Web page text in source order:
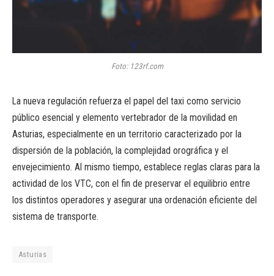
Foto: 123rf.com
La nueva regulación refuerza el papel del taxi como servicio
público esencial y elemento vertebrador de la movilidad en
Asturias, especialmente en un territorio caracterizado por la
dispersión de la población, la complejidad orográfica y el
envejecimiento. Al mismo tiempo, establece reglas claras para la
actividad de los VTC, con el fin de preservar el equilibrio entre
los distintos operadores y asegurar una ordenación eficiente del
sistema de transporte.
Asturias